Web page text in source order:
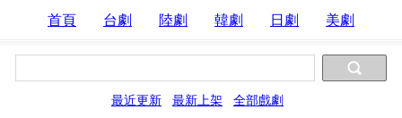
首頁 台劇 陸劇 韓劇 日劇 美劇
最近更新 最新上架 全部戲劇